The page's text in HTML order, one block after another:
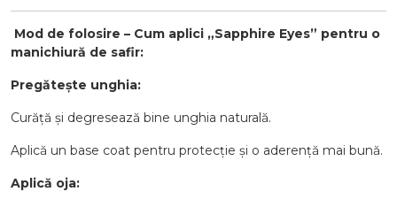
Mod de folosire – Cum aplici „Sapphire Eyes” pentru o
manichiură de safir:
Pregătește unghia:
Curăță și degresează bine unghia naturală.
Aplică un base coat pentru protecție și o aderență mai bună.
Aplică oja: